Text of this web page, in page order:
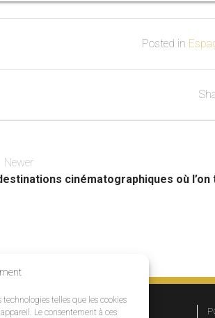
telles que les cookies
Le consentement à ces
Posted in
cinématographiques où l’on
SOCIÉTÉ